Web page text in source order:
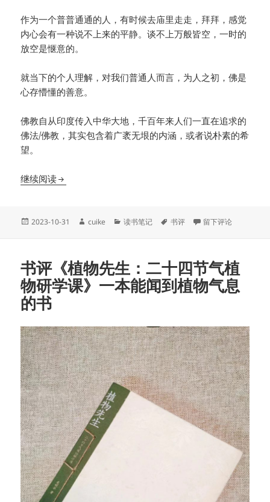
作为一个普普通通的人，有时候去庙里走走，拜拜，感觉
内心会有一种说不上来的平静。谈不上万般皆空，一时的
放空是惬意的。
就当下的个人理解，对我们普通人而言，为人之初，佛是
心存懵懂的善意。
佛教自从印度传入中华大地，千百年来人们一直在追求的
佛法/佛教，其实包含着广袤无垠的内涵，或者说朴素的希
望。
继续阅读书评《佛法真义》：终于解开了普通人的拜佛疑惑
发
2023-10-31
作
cuike
分
读书笔记
标
书评 于书评《佛法真义
留下评论
书评《植物先生：二十四节气植
物研学课》一本能闻到植物气息
的书